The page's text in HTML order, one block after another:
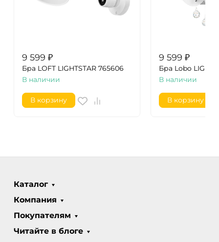
9 599 ₽
Бра LOFT LIGHTSTAR 765606
В наличии
В корзину
9 599 ₽
Бра Lobo
В наличии
В корзину
Каталог
Компания
Покупателям
Читайте в блоге